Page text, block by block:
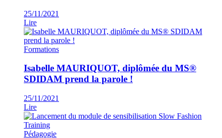
25/11/2021
Lire
Formations
Isabelle MAURIQUOT, diplômée du MS®
SDIDAM prend la parole !
25/11/2021
Lire
Pédagogie